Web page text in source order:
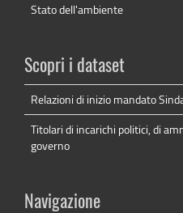
Stato dell'ambiente
Scopri i dataset
Relazioni di inizio mandato
Titolari di incarichi politici, di
governo
Navigazione